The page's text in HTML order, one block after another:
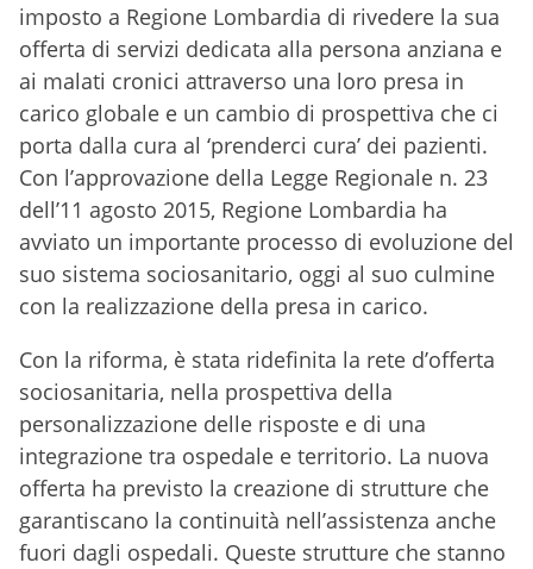
imposto a Regione Lombardia di rivedere la sua
offerta di servizi dedicata alla persona anziana e
ai malati cronici attraverso una loro presa in
carico globale e un cambio di prospettiva che ci
porta dalla cura al ‘prenderci cura’ dei pazienti.
Con l’approvazione della Legge Regionale n. 23
dell’11 agosto 2015, Regione Lombardia ha
avviato un importante processo di evoluzione del
suo sistema sociosanitario, oggi al suo culmine
con la realizzazione della presa in carico.
Con la riforma, è stata ridefinita la rete d’offerta
sociosanitaria, nella prospettiva della
personalizzazione delle risposte e di una
integrazione tra ospedale e territorio. La nuova
offerta ha previsto la creazione di strutture che
garantiscano la continuità nell’assistenza anche
fuori dagli ospedali. Queste strutture che stanno